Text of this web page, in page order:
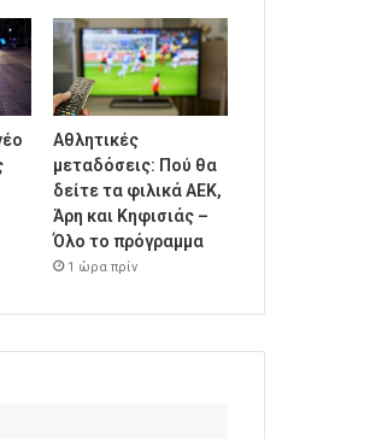
Αθλητικές
μεταδόσεις: Πού θα
δείτε τα φιλικά ΑΕΚ,
Άρη και Κηφισιάς –
Όλο το πρόγραμμα
1 ώρα πρίν